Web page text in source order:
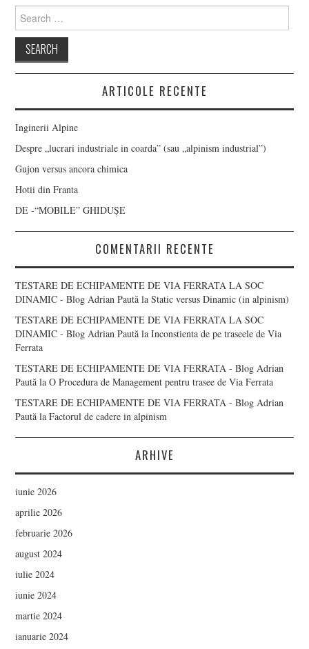
for:
ARTICOLE RECENTE
Inginerii Alpine
Despre „lucrari industriale in coarda” (sau „alpinism industrial”)
Gujon versus ancora chimica
Hotii din Franta
DE -“MOBILE” GHIDUȘE
COMENTARII RECENTE
TESTARE DE ECHIPAMENTE DE VIA FERRATA LA SOC
DINAMIC - Blog Adrian Paută laStatic versus Dinamic (in alpinism)
TESTARE DE ECHIPAMENTE DE VIA FERRATA LA SOC
DINAMIC - Blog Adrian Paută laInconstienta de pe traseele de Via
Ferrata
TESTARE DE ECHIPAMENTE DE VIA FERRATA - Blog Adrian
Paută laO Procedura de Management pentru trasee de Via Ferrata
TESTARE DE ECHIPAMENTE DE VIA FERRATA - Blog Adrian
Paută laFactorul de cadere in alpinism
ARHIVE
iunie 2026
aprilie 2026
februarie 2026
august 2024
iulie 2024
iunie 2024
martie 2024
ianuarie 2024